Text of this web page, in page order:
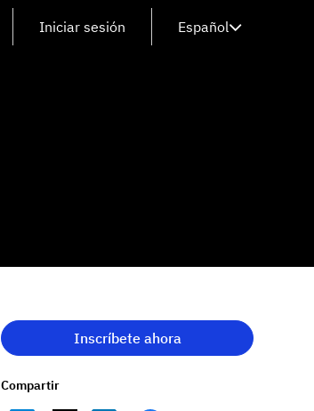
Iniciar sesión Español
Inscríbete ahora
Compartir